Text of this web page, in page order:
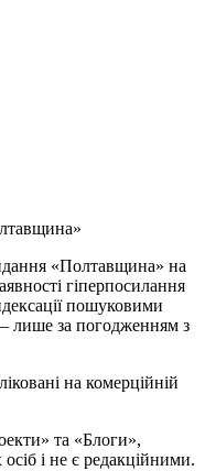
«Полтавщина» на
гіперпосилання
пошуковими
лише за погодженням з
на комерційній
та «Блоги»,
осіб і не є редакційними.